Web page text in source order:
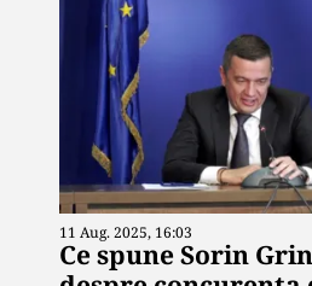
11 Aug. 2025, 16:03
Ce spune Sorin